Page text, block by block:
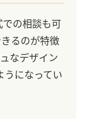
の相談も可
るのが特徴
なデザイン
うになってい